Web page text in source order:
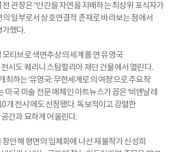
관장은 “인간을 자연을 지배하는 최상위 포식자가
일부로서 상호연결적 존재로 바라보는 점에서
가했다.
티브로 색면추상의 세계를 연 유영국
시도 퀘리니 스탐팔리아 재단 건물에서 열린다.
하는 ‘유영국: 무한세계로의 여정’으로 주요작
미국 미술 전문 매체인 아트뉴스가 꼽은 ‘비엔날레
개 전시’에도 선정됐다. 독보적이고 강렬한
간과 묘하게 어울린다.
창안해 평면의 입체화에 나선 재불작가 신성희